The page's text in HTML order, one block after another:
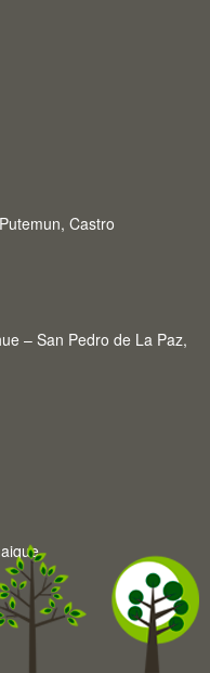
Castro
– San Pedro de La Paz,